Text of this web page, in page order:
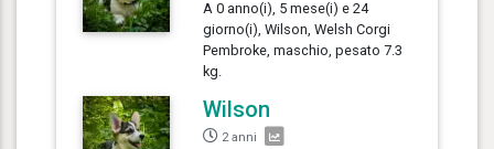
A 0 anno(i), 5 mese(i) e 24
giorno(i), Wilson, Welsh Corgi
Pembroke, maschio, pesato 7.3
kg.
Wilson
2 anni